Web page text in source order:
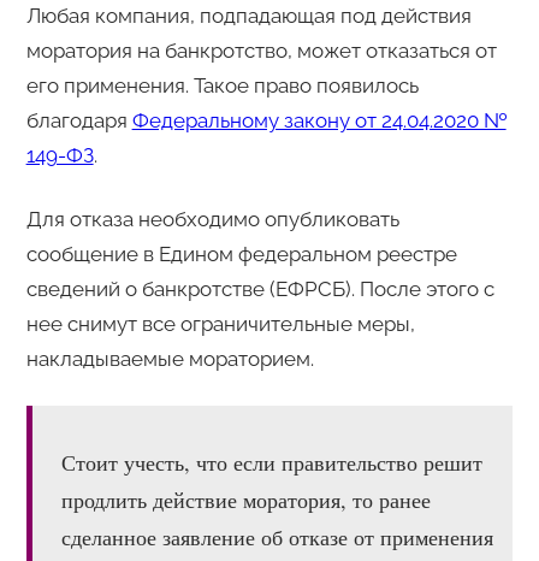
Любая компания, подпадающая под действия
моратория на банкротство, может отказаться от
его применения. Такое право появилось
благодаря Федеральному закону от 24.04.2020 №
149-ФЗ.
Для отказа необходимо опубликовать
сообщение в Едином федеральном реестре
сведений о банкротстве (ЕФРСБ). После этого с
нее снимут все ограничительные меры,
накладываемые мораторием.
Стоит учесть, что если правительство решит
продлить действие моратория, то ранее
сделанное заявление об отказе от применения